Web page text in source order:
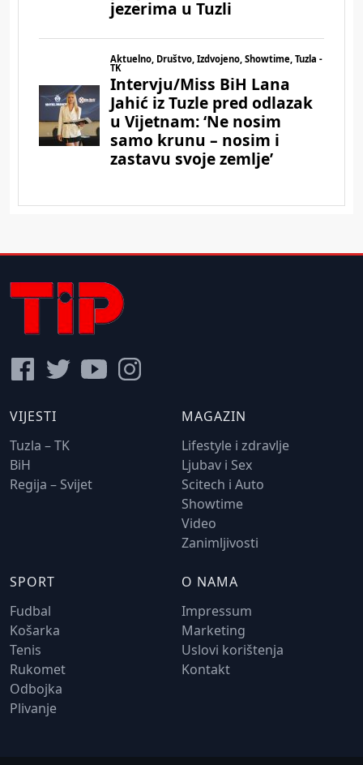
VIJESTI
Tuzla – TK
BiH
Regija – Svijet
MAGAZIN
Lifestyle i zdravlje
Ljubav i Sex
Scitech i Auto
Showtime
Video
Zanimljivosti
SPORT
Fudbal
Košarka
Tenis
Rukomet
Odbojka
Plivanje
O NAMA
Impressum
Marketing
Uslovi korištenja
Kontakt